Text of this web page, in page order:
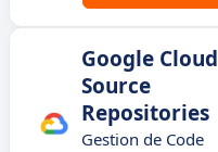
Google Cloud
Source
Repositories
Gestion de Code